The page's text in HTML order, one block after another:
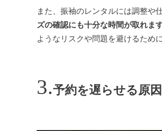
また、振袖のレンタルには調整や
ズの確認にも十分な時間が取れます
ようなリスクや問題を避けるため
予約を遅らせる原